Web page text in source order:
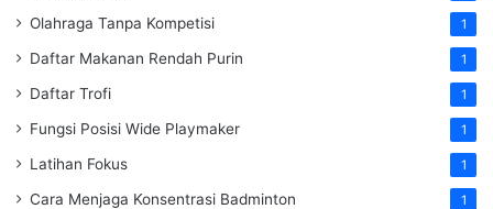
Olahraga Tanpa Kompetisi 1
Daftar Makanan Rendah Purin 1
Daftar Trofi 1
Fungsi Posisi Wide Playmaker 1
Latihan Fokus 1
Cara Menjaga Konsentrasi Badminton 1